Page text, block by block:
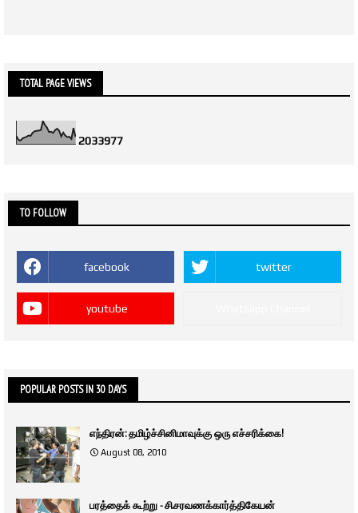
TOTAL PAGE VIEWS
2033977
TO FOLLOW
facebook twitter
youtube
POPULAR POSTS IN 30 DAYS
எந்திரன்: தமிழ்ச்சினிமாவுக்கு ஒரு எச்சரிக்கை!
August 08, 2010
பரத்தைக் கூற்று - சி.சரவணக்கார்த்திகேயன்